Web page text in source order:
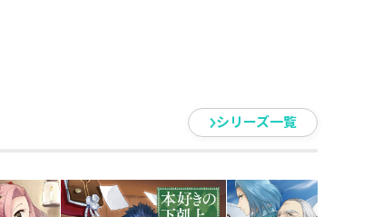
シリーズ一覧